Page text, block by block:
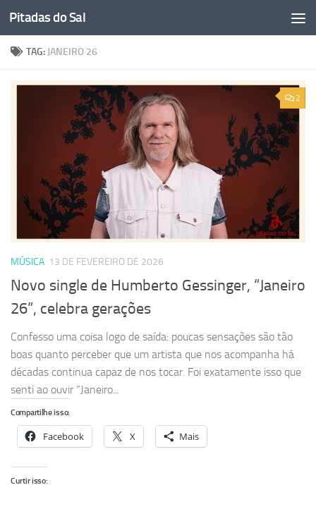
Skip to content
Pitadas do Sal
TAG: JANEIRO 26
2
MÚSICA 13 DE FEVEREIRO DE 2026
Novo single de Humberto Gessinger, “Janeiro
26”, celebra gerações
Confesso uma coisa logo de saída: poucas sensações são tão
boas quanto perceber que um artista que nos acompanha há
décadas continua capaz de nos tocar. Foi exatamente isso que
senti ao ouvir “Janeiro...
Compartilhe isso:
Facebook X Mais
Curtir isso: